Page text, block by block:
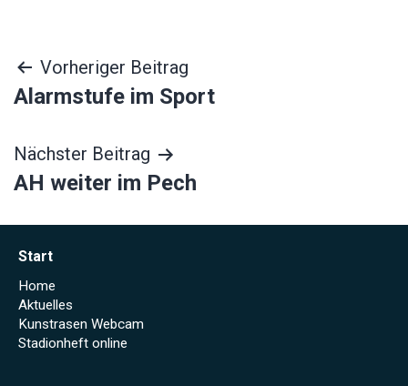
Beitragsnavigation
Vorheriger Beitrag
Alarmstufe im Sport
Nächster Beitrag
AH weiter im Pech
Start
Home
Aktuelles
Kunstrasen Webcam
Stadionheft online